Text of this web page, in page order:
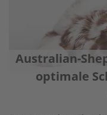
Australian-
optimale